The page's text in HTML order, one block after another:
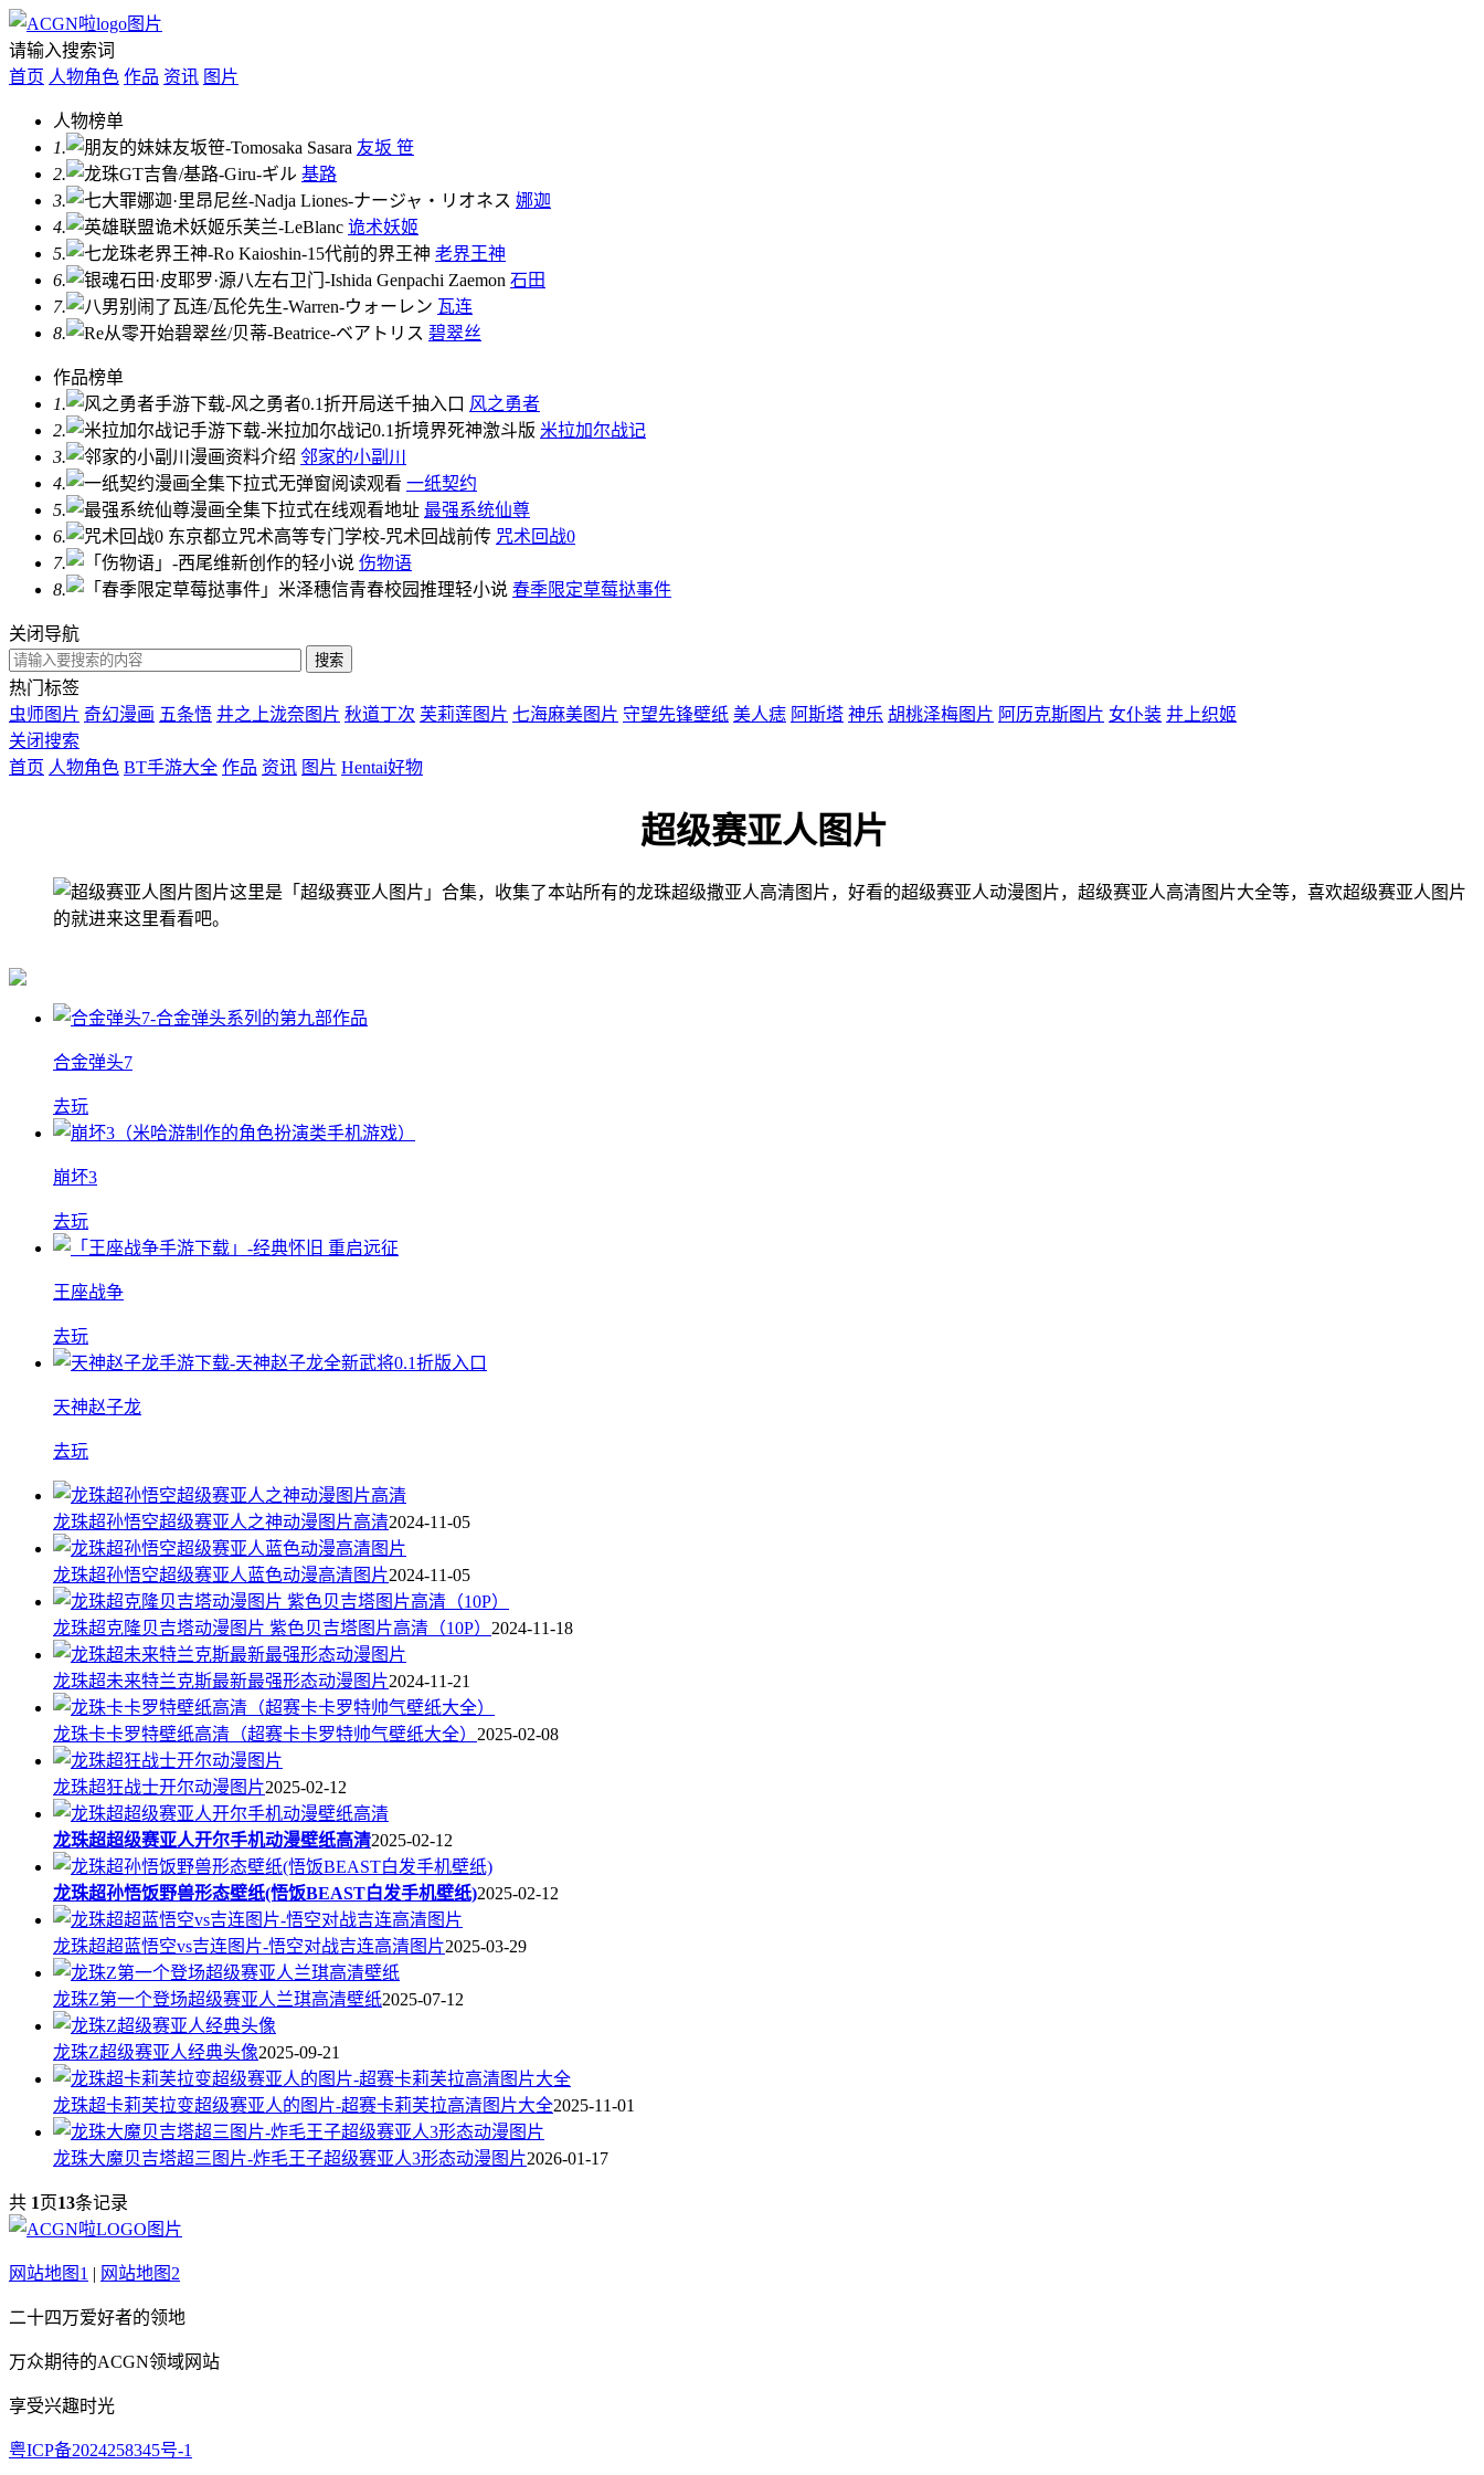
请输入搜索词
首页 人物角色 作品 资讯 图片
人物榜单
1.
友坂 笹
2.
基路
3.
娜迦
4.
诡术妖姬
5.
老界王神
6.
石田
7.
瓦连
8.
碧翠丝
作品榜单
1.
风之勇者
2.
米拉加尔战记
3.
邻家的小副川
4.
一纸契约
5.
最强系统仙尊
6.
咒术回战0
7.
伤物语
8.
春季限定草莓挞事件
关闭导航
热门标签
虫师图片 奇幻漫画 五条悟 井之上泷奈图片 秋道丁次 芙莉莲图片 七海麻美图片 守望先锋壁纸 美人痣 阿斯塔 神乐 胡桃泽梅图片 阿历克斯图片 女仆装 井上织姬
关闭搜索
首页 人物角色 BT手游大全 作品 资讯 图片 Hentai好物
超级赛亚人图片
这里是「超级赛亚人图片」合集，收集了本站所有的龙珠超级撒亚人高清图片，好看的超级赛亚人动漫图片，超级赛亚人高清图片大全等，喜欢超级赛亚人图片
的就进来这里看看吧。
合金弹头7
去玩
崩坏3
去玩
王座战争
去玩
天神赵子龙
去玩
龙珠超孙悟空超级赛亚人之神动漫图片高清2024-11-05
龙珠超孙悟空超级赛亚人蓝色动漫高清图片2024-11-05
龙珠超克隆贝吉塔动漫图片 紫色贝吉塔图片高清（10P） 2024-11-18
龙珠超未来特兰克斯最新最强形态动漫图片2024-11-21
龙珠卡卡罗特壁纸高清（超赛卡卡罗特帅气壁纸大全） 2025-02-08
龙珠超狂战士开尔动漫图片2025-02-12
龙珠超超级赛亚人开尔手机动漫壁纸高清2025-02-12
龙珠超孙悟饭野兽形态壁纸(悟饭BEAST白发手机壁纸)2025-02-12
龙珠超超蓝悟空vs吉连图片-悟空对战吉连高清图片2025-03-29
龙珠Z第一个登场超级赛亚人兰琪高清壁纸2025-07-12
龙珠Z超级赛亚人经典头像2025-09-21
龙珠超卡莉芙拉变超级赛亚人的图片-超赛卡莉芙拉高清图片大全2025-11-01
龙珠大魔贝吉塔超三图片-炸毛王子超级赛亚人3形态动漫图片2026-01-17
共 1页13条记录
网站地图1 | 网站地图2
二十四万爱好者的领地
万众期待的ACGN领域网站
享受兴趣时光
粤ICP备2024258345号-1